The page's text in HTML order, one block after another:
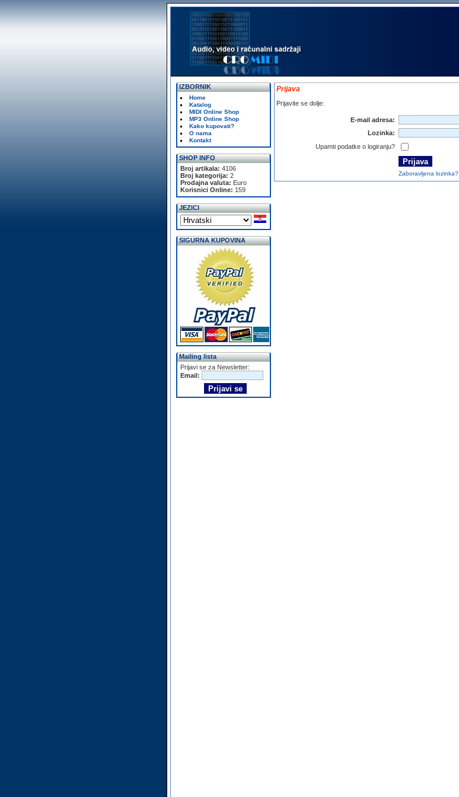
IZBORNIK
Home
Katalog
MIDI Online Shop
MP3 Online Shop
Kako kupovati?
O nama
Kontakt
SHOP INFO
Broj artikala: 4106
Broj kategorija: 2
Prodajna valuta: Euro
Korisnici Online: 159
JEZICI
SIGURNA KUPOVINA
Mailing lista
Prijavi se za Newsletter:
Email:
Prijava
Prijavite se dolje:
E-mail adresa:
Lozinka:
Upamti podatke o logiranju?
Zaboravljena lozinka?